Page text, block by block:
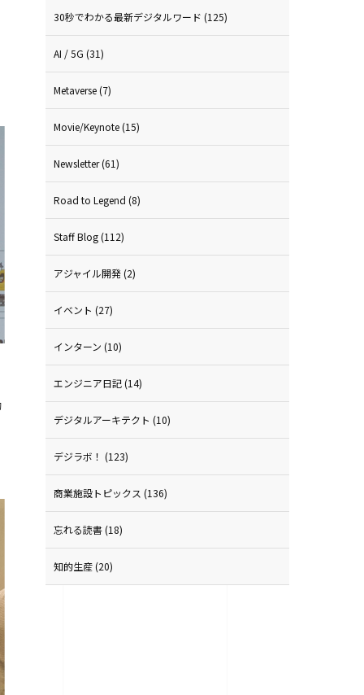
30秒でわかる最新デジタルワード (125)
AI / 5G (31)
Metaverse(7)
Movie/Keynote(15)
Newsletter(61)
Road to Legend (8)
Staff Blog(112)
アジャイル開発(2)
イベント (27)
インターン (10)
エンジニア日記(14)
デジタルアーキテクト (10)
デジラボ！ (123)
商業施設トピックス (136)
忘れる読書(18)
知的生産(20)